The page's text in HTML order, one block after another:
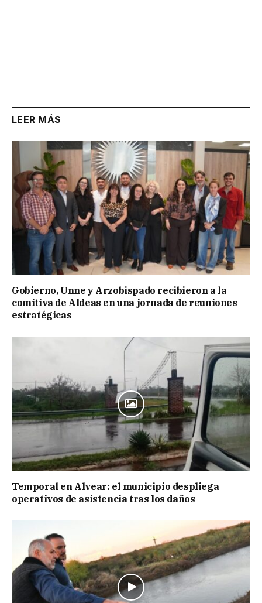
LEER MÁS
Gobierno, Unne y Arzobispado recibieron a la
comitiva de Aldeas en una jornada de reuniones
estratégicas
Temporal en Alvear: el municipio despliega
operativos de asistencia tras los daños